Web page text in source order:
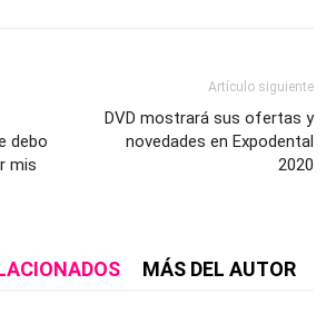
debo
mis
Artículo siguiente
DVD mostrará sus ofertas y
novedades en Expodental
2020
MÁS DEL AUTOR